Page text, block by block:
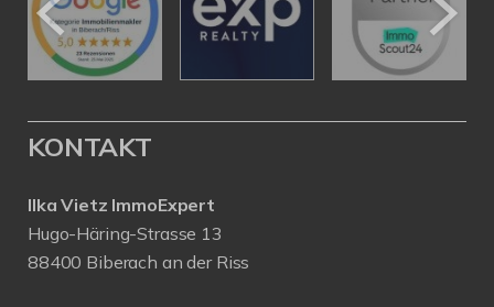
KONTAKT
Ilka Vietz ImmoExpert
Hugo-Häring-Strasse 13
88400 Biberach an der Riss